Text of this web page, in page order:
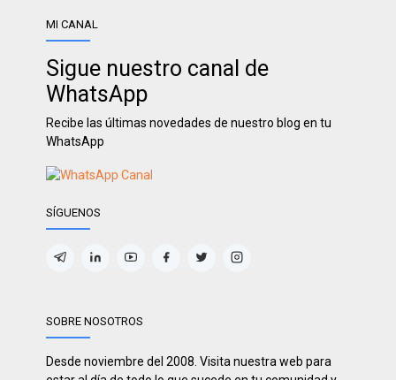
MI CANAL
Sigue nuestro canal de
WhatsApp
Recibe las últimas novedades de nuestro blog en tu
WhatsApp
SÍGUENOS
SOBRE NOSOTROS
Desde noviembre del 2008. Visita nuestra web para